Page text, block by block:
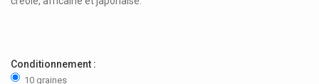
Conditionnement :
10 graines